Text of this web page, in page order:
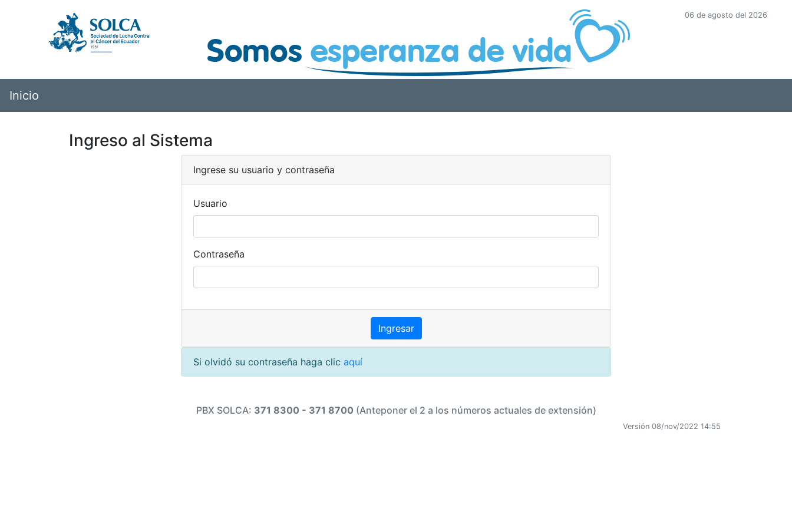
06 de agosto del 2026
Inicio
Ingreso al Sistema
Ingrese su usuario y contraseña
Usuario
Contraseña
Si olvidó su contraseña haga clic aquí
PBX SOLCA: 371 8300 - 371 8700 (Anteponer el 2 a los números actuales de extensión)
Versión 08/nov/2022 14:55